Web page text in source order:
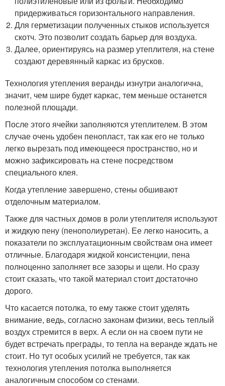
придерживаться горизонтального направления.
Для герметизации полученных стыков используется
скотч. Это позволит создать барьер для воздуха.
Далее, ориентируясь на размер утеплителя, на стене
создают деревянный каркас из брусков.
Технология утепления веранды изнутри аналогична,
значит, чем шире будет каркас, тем меньше останется
полезной площади.
После этого ячейки заполняются утеплителем. В этом
случае очень удобен пенопласт, так как его не только
легко вырезать под имеющееся пространство, но и
можно зафиксировать на стене посредством
специального клея.
Когда утепление завершено, стены обшивают
отделочным материалом.
Также для частных домов в роли утеплителя используют
и жидкую пену (пенополиуретан). Ее легко наносить, а
показатели по эксплуатационным свойствам она имеет
отличные. Благодаря жидкой консистенции, пена
полноценно заполняет все зазоры и щели. Но сразу
стоит сказать, что такой материал стоит достаточно
дорого.
Что касается потолка, то ему также стоит уделять
внимание, ведь, согласно законам физики, весь теплый
воздух стремится в верх. А если он на своем пути не
будет встречать преграды, то тепла на веранде ждать не
стоит. Но тут особых усилий не требуется, так как
технология утепления потолка выполняется
аналогичным способом со стенами.